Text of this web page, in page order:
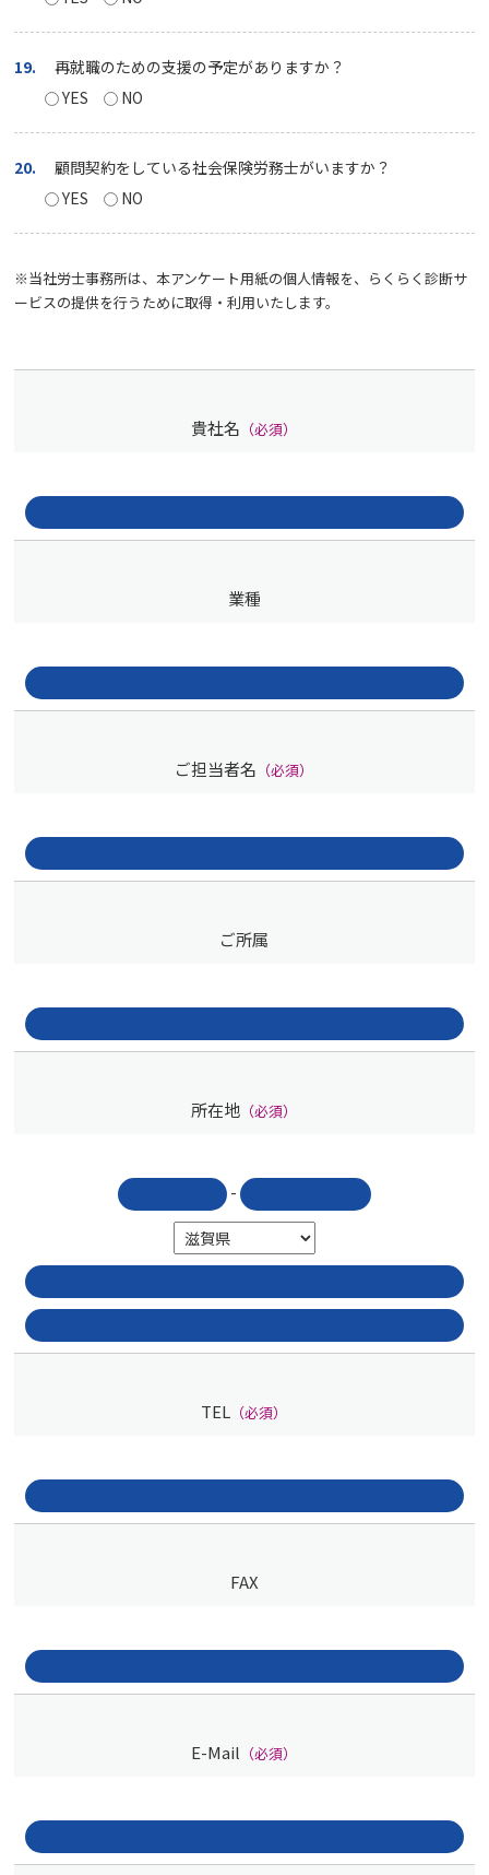
19.
再就職のための支援の予定がありますか？
YES
NO
20.
顧問契約をしている社会保険労務士がいますか？
YES
NO
※当社労士事務所は、本アンケート用紙の個人情報を、らくらく診断サ
ービスの提供を行うために取得・利用いたします。
貴社名 （必須）
業種
ご担当者名 （必須）
ご所属
所在地 （必須）
-
TEL （必須）
FAX
E-Mail （必須）